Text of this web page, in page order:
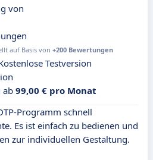
von
auf Basis von +200 Bewertungen
Testversion
ab 99,00 € pro Monat
Programm schnell
Es ist einfach zu bedienen und
zur individuellen Gestaltung.